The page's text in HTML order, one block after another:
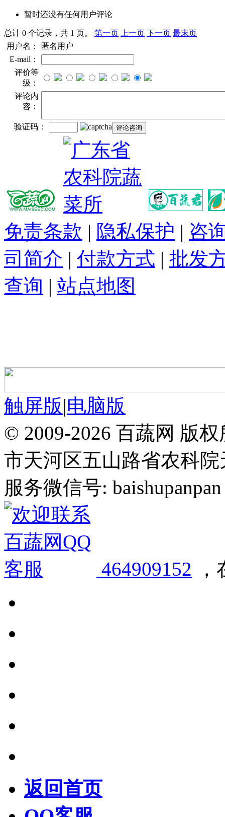
暂时还没有任何用户评论
总计 0 个记录，共 1 页。 第一页 上一页 下一页 最末页
用户名：
匿名用户
E-mail：
评价等
级：
评论内
容：
验证码：
免责条款 | 隐私保护 | 咨
司简介 | 付款方式 | 批发
查询 | 站点地图
触屏版|电脑版
© 2009-2026 百蔬网 版
市天河区五山路省农科院
服务微信号:
464909152
返回首页